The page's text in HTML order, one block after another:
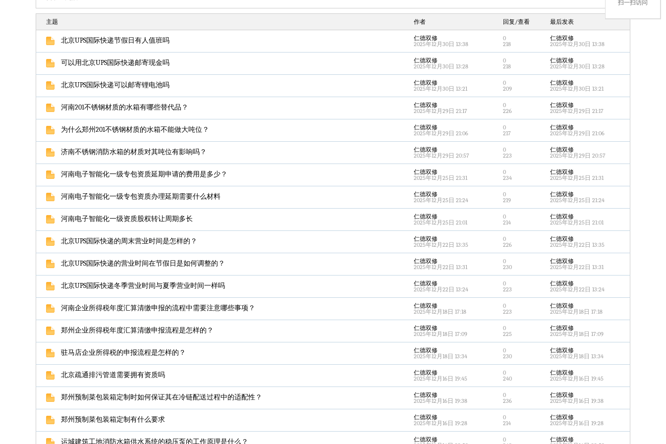
主题 作者 回复/查看 最后发表
北京UPS国际快递节假日有人值班吗
仁德双修
2025年12月30日 13:38
0
218
仁德双修
2025年12月30日 13:38
可以用北京UPS国际快递邮寄现金吗
仁德双修
2025年12月30日 13:28
0
218
仁德双修
2025年12月30日 13:28
北京UPS国际快递可以邮寄锂电池吗
仁德双修
2025年12月30日 13:21
0
209
仁德双修
2025年12月30日 13:21
河南201不锈钢材质的水箱有哪些替代品？
仁德双修
2025年12月29日 21:17
0
226
仁德双修
2025年12月29日 21:17
为什么郑州201不锈钢材质的水箱不能做大吨位？
仁德双修
2025年12月29日 21:06
0
217
仁德双修
2025年12月29日 21:06
济南不锈钢消防水箱的材质对其吨位有影响吗？
仁德双修
2025年12月29日 20:57
0
223
仁德双修
2025年12月29日 20:57
河南电子智能化一级专包资质延期申请的费用是多少？
仁德双修
2025年12月25日 21:31
0
234
仁德双修
2025年12月25日 21:31
河南电子智能化一级专包资质办理延期需要什么材料
仁德双修
2025年12月25日 21:24
0
219
仁德双修
2025年12月25日 21:24
河南电子智能化一级资质股权转让周期多长
仁德双修
2025年12月25日 21:01
0
214
仁德双修
2025年12月25日 21:01
北京UPS国际快递的周末营业时间是怎样的？
仁德双修
2025年12月22日 13:35
0
226
仁德双修
2025年12月22日 13:35
北京UPS国际快递的营业时间在节假日是如何调整的？
仁德双修
2025年12月22日 13:31
0
230
仁德双修
2025年12月22日 13:31
北京UPS国际快递冬季营业时间与夏季营业时间一样吗
仁德双修
2025年12月22日 13:24
0
223
仁德双修
2025年12月22日 13:24
河南企业所得税年度汇算清缴申报的流程中需要注意哪些事项？
仁德双修
2025年12月18日 17:18
0
223
仁德双修
2025年12月18日 17:18
郑州企业所得税年度汇算清缴申报流程是怎样的？
仁德双修
2025年12月18日 17:09
0
225
仁德双修
2025年12月18日 17:09
驻马店企业所得税的申报流程是怎样的？
仁德双修
2025年12月18日 13:34
0
230
仁德双修
2025年12月18日 13:34
北京疏通排污管道需要拥有资质吗
仁德双修
2025年12月16日 19:45
0
240
仁德双修
2025年12月16日 19:45
郑州预制菜包装箱定制时如何保证其在冷链配送过程中的适配性？
仁德双修
2025年12月16日 19:38
0
236
仁德双修
2025年12月16日 19:38
郑州预制菜包装箱定制有什么要求
仁德双修
2025年12月16日 19:28
0
214
仁德双修
2025年12月16日 19:28
运城建筑工地消防水箱供水系统的稳压泵的工作原理是什么？
仁德双修
0
仁德双修
扫一扫访问